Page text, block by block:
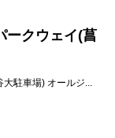
クウェイ(菖
Crazy Guy JACK 2th in京都 高雄パークウェイ(菖蒲谷大駐車場) オールジ...